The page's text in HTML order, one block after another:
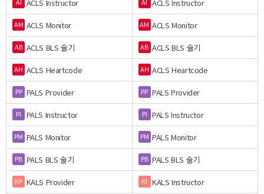
AI ACLS Instructor AI ACLS Instructor
AM ACLS Monitor AM ACLS Monitor
AB ACLS BLS 술기 AB ACLS BLS 술기
AH ACLS Heartcode AH ACLS Heartcode
PP PALS Provider PP PALS Provider
PI PALS Instructor PI PALS Instructor
PM PALS Monitor PM PALS Monitor
PB PALS BLS 술기 PB PALS BLS 술기
KP KALS Provider KI KALS Instructor